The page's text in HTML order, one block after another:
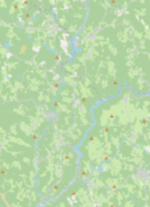
de voyage ?